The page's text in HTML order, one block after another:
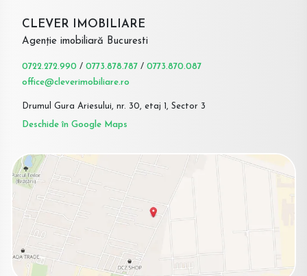
CLEVER IMOBILIARE
Agenție imobiliară Bucuresti
0722.272.990 / 0773.878.787 / 0773.870.087
office@cleverimobiliare.ro
Drumul Gura Ariesului, nr. 30, etaj 1, Sector 3
Deschide în Google Maps